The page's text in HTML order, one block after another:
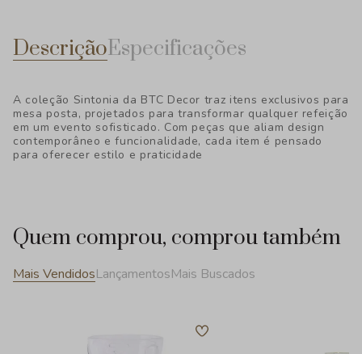
DescriçãoEspecificações
A coleção Sintonia da BTC Decor traz itens exclusivos para
mesa posta, projetados para transformar qualquer refeição
em um evento sofisticado. Com peças que aliam design
contemporâneo e funcionalidade, cada item é pensado
para oferecer estilo e praticidade
Quem comprou, comprou também
Mais VendidosLançamentosMais Buscados